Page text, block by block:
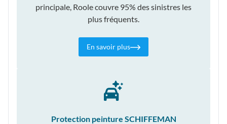
principale, Roole couvre 95% des sinistres les
plus fréquents.
En savoir plus
Protection peinture SCHIFFEMAN